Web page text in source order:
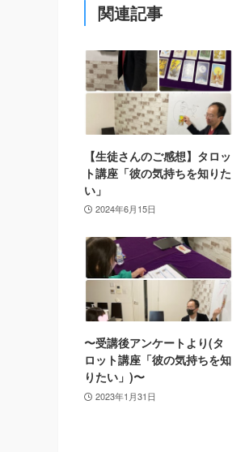
関連記事
【生徒さんのご感想】タロッ
ト講座「彼の気持ちを知りた
い」
2024年6月15日
〜受講後アンケートより(タ
ロット講座「彼の気持ちを知
りたい」)〜
2023年1月31日